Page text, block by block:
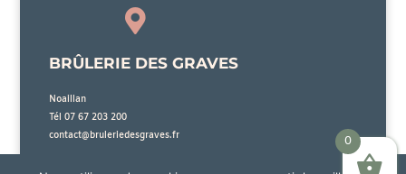

BRÛLERIE DES GRAVES
Noaillan
Tél 07 67 203 200
contact@bruleriedesgraves.fr
0